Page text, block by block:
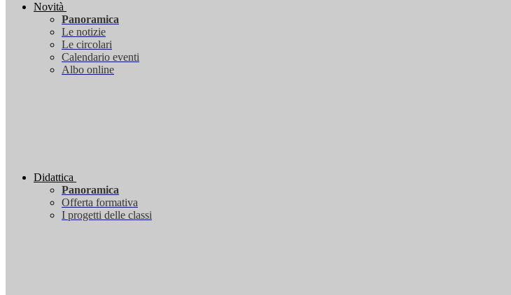
Novità
Panoramica
Le notizie
Le circolari
Calendario eventi
Albo online
Didattica
Panoramica
Offerta formativa
I progetti delle classi